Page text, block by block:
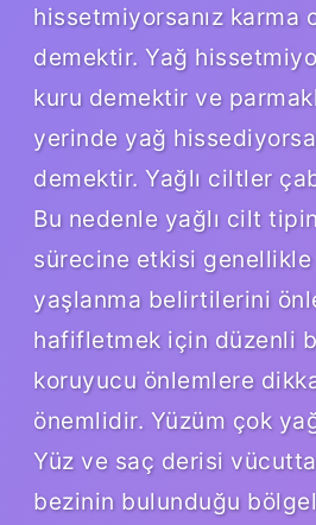
hissetmiyorsanız karma
demektir. Yağ
kuru demektir ve
yerinde yağ
demektir. Yağlı ciltler
Bu nedenle yağlı cilt
sürecine etkisi
yaşlanma belirtilerini
hafifletmek için düzenli
koruyucu önlemlere
önemlidir. Yüzüm çok
Yüz ve saç derisi
bezinin bulunduğu